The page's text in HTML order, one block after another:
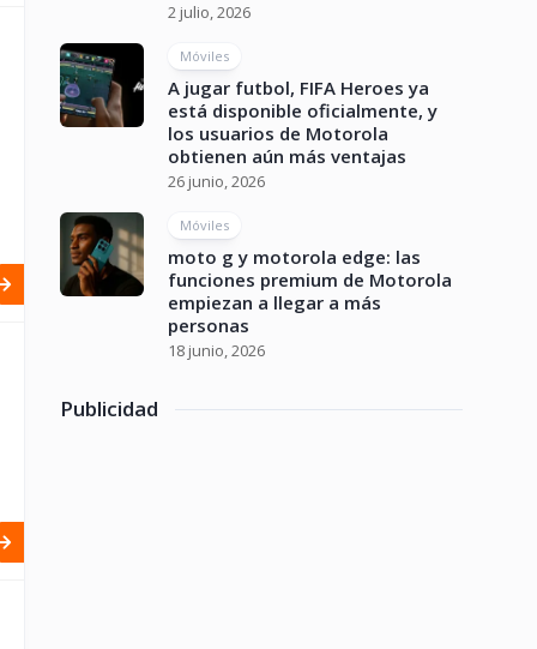
2 julio, 2026
Móviles
A jugar futbol, FIFA Heroes ya
está disponible oficialmente, y
los usuarios de Motorola
obtienen aún más ventajas
26 junio, 2026
Móviles
moto g y motorola edge: las
funciones premium de Motorola
empiezan a llegar a más
personas
18 junio, 2026
Publicidad